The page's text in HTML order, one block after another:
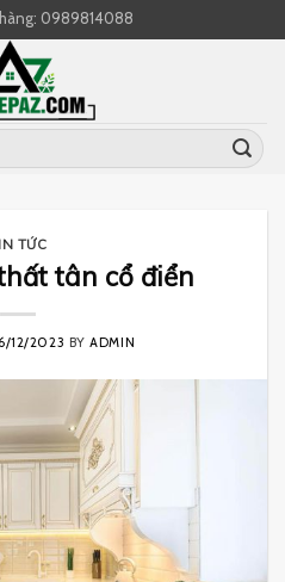
0989814088
TỨC
tân cổ điển
12/2023 BYADMIN